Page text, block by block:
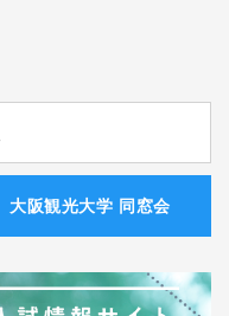
⼤阪観光⼤学 同窓会